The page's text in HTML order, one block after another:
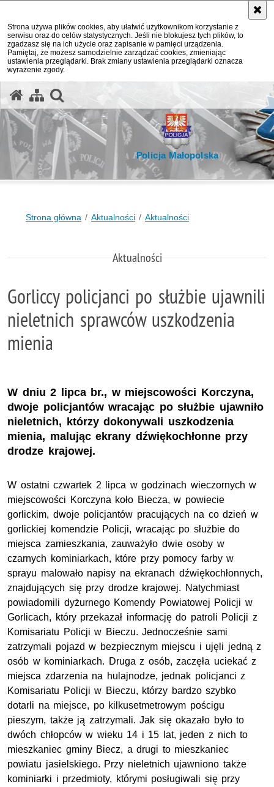
Strona używa plików cookies, aby ułatwić użytkownikom korzystanie z
serwisu oraz do celów statystycznych. Jeśli nie blokujesz tych plików, to
zgadzasz się na ich użycie oraz zapisanie w pamięci urządzenia.
Pamiętaj, że możesz samodzielnie zarządzać cookies, zmieniając
ustawienia przeglądarki. Brak zmiany ustawienia przeglądarki oznacza
wyrażenie zgody.
Policja Małopolska
Strona główna Aktualności Aktualności
Aktualności
Gorliccy policjanci po służbie ujawnili
nieletnich sprawców uszkodzenia
mienia
W dniu 2 lipca br., w miejscowości Korczyna,
dwoje policjantów wracając po służbie ujawniło
nieletnich, którzy dokonywali uszkodzenia
mienia, malując ekrany dźwiękochłonne przy
drodze krajowej.
W ostatni czwartek 2 lipca w godzinach wieczornych w
miejscowości Korczyna koło Biecza, w powiecie
gorlickim, dwoje policjantów pracujących na co dzień w
gorlickiej komendzie Policji, wracając po służbie do
miejsca zamieszkania, zauważyło dwie osoby w
czarnych kominiarkach, które przy pomocy farby w
sprayu malowało napisy na ekranach dźwiękochłonnych,
znajdujących się przy drodze krajowej. Natychmiast
powiadomili dyżurnego Komendy Powiatowej Policji w
Gorlicach, który przekazał informację do patroli Policji z
Komisariatu Policji w Bieczu. Jednocześnie sami
zatrzymali pojazd w bezpiecznym miejscu i ujęli jedną z
osób w kominiarkach. Druga z osób, zaczęła uciekać z
miejsca zdarzenia na hulajnodze, jednak policjanci z
Komisariatu Policji w Bieczu, którzy bardzo szybko
dotarli na miejsce, po kilkusetmetrowym pościgu
pieszym, także ją zatrzymali. Jak się okazało było to
dwóch chłopców w wieku 14 i 15 lat, jeden z nich to
mieszkaniec gminy Biecz, a drugi to mieszkaniec
powiatu jasielskiego. Przy nieletnich ujawniono także
kominiarki i przedmioty, którymi posługiwali się przy